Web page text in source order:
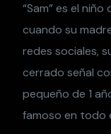
“Sam” es el
cuando su
redes sociales,
cerrado señal
pequeño de 1
famoso en todo